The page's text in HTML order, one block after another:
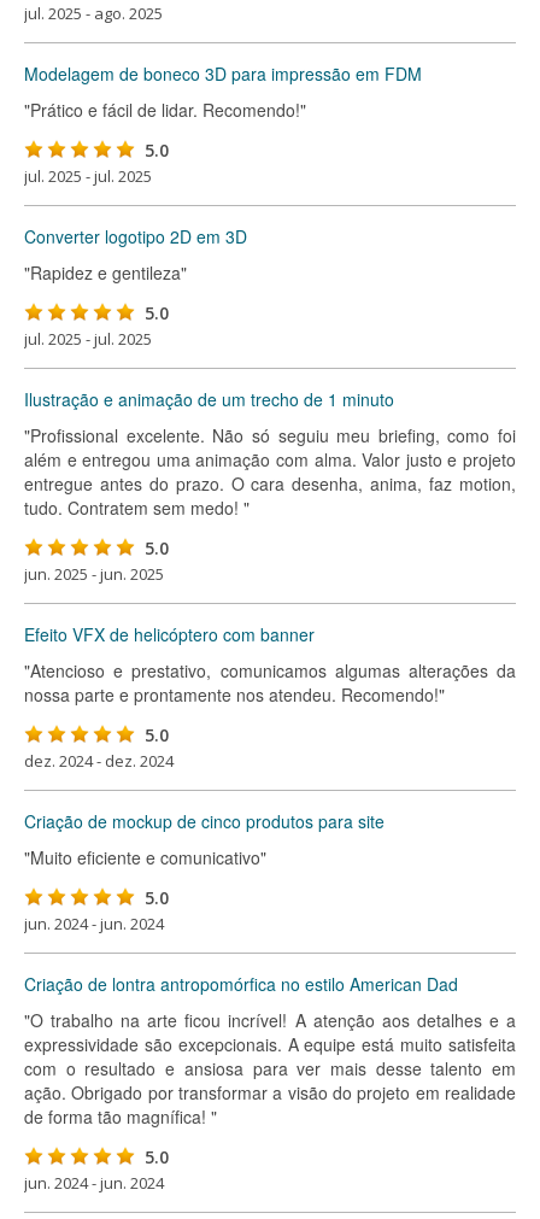
jul. 2025 - ago. 2025
Modelagem de boneco 3D para impressão em FDM
"Prático e fácil de lidar. Recomendo!"
5.0
jul. 2025 - jul. 2025
Converter logotipo 2D em 3D
"Rapidez e gentileza"
5.0
jul. 2025 - jul. 2025
Ilustração e animação de um trecho de 1 minuto
"Profissional excelente. Não só seguiu meu briefing, como foi
além e entregou uma animação com alma. Valor justo e projeto
entregue antes do prazo. O cara desenha, anima, faz motion,
tudo. Contratem sem medo! "
5.0
jun. 2025 - jun. 2025
Efeito VFX de helicóptero com banner
"Atencioso e prestativo, comunicamos algumas alterações da
nossa parte e prontamente nos atendeu. Recomendo!"
5.0
dez. 2024 - dez. 2024
Criação de mockup de cinco produtos para site
"Muito eficiente e comunicativo"
5.0
jun. 2024 - jun. 2024
Criação de lontra antropomórfica no estilo American Dad
"O trabalho na arte ficou incrível! A atenção aos detalhes e a
expressividade são excepcionais. A equipe está muito satisfeita
com o resultado e ansiosa para ver mais desse talento em
ação. Obrigado por transformar a visão do projeto em realidade
de forma tão magnífica! "
5.0
jun. 2024 - jun. 2024